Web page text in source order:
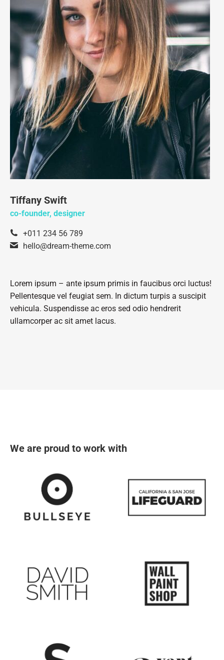
Tiffany Swift
co-founder, designer
+011 234 56 789
hello@dream-theme.com
Lorem ipsum – ante ipsum primis in faucibus orci luctus!
Pellentesque vel feugiat sem. In dictum turpis a suscipit
vehicula. Suspendisse ac eros sed odio hendrerit
ullamcorper ac sit amet lacus.
We are proud to work with